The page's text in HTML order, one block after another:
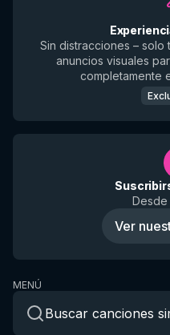
Sin distracciones – solo
anuncios visuales
completamente
Desde
Ver
MENÚ
Buscar canciones